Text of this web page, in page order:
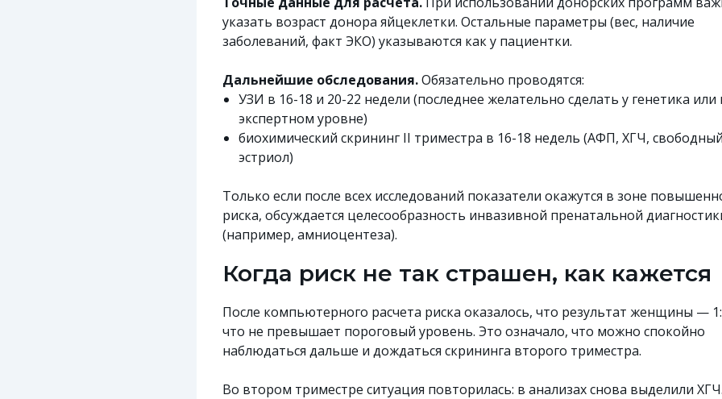
указать возраст донора яйцеклетки. Остальные параметры (вес, наличие
заболеваний, факт ЭКО) указываются как у пациентки.
Дальнейшие обследования.Обязательно проводятся:
УЗИ в 16-18 и 20-22 недели (последнее желательно сделать у генетика или
экспертном уровне)
биохимический скрининг II триместра в 16-18 недель (АФП, ХГЧ, свободный
эстриол)
Только если после всех исследований показатели окажутся в зоне
риска, обсуждается целесообразность инвазивной пренатальной
(например, амниоцентеза).
Когда риск не так страшен, как кажется
После компьютерного расчета риска оказалось, что результат женщины —
что не превышает пороговый уровень. Это означало, что можно спокойно
наблюдаться дальше и дождаться скрининга второго триместра.
Во втором триместре ситуация повторилась: в анализах снова выделили